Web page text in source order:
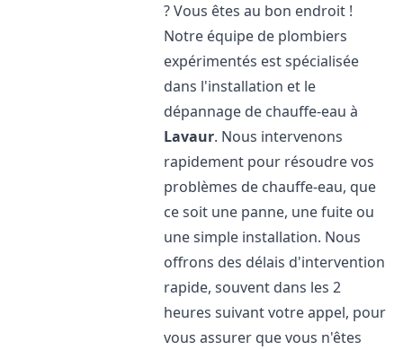
? Vous êtes au bon endroit !
Notre équipe de plombiers
expérimentés est spécialisée
dans l'installation et le
dépannage de chauffe-eau à
Lavaur. Nous intervenons
rapidement pour résoudre vos
problèmes de chauffe-eau, que
ce soit une panne, une fuite ou
une simple installation. Nous
offrons des délais d'intervention
rapide, souvent dans les 2
heures suivant votre appel, pour
vous assurer que vous n'êtes